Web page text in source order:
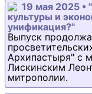
19 мая 2025 •
культуры и
унификация?"
Выпуск
Архипастыря" с
Лискинским
митрополии.